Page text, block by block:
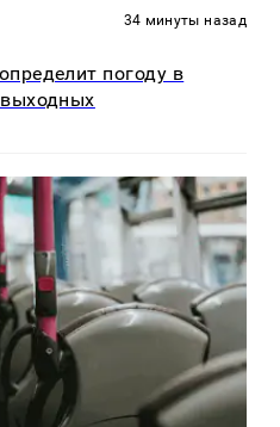
34 минуты назад
погоду в